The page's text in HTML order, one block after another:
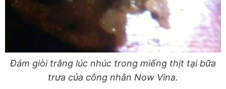
Đám giòi trắng lúc nhúc trong miếng thịt tại bữa
trưa của công nhân Now Vina.